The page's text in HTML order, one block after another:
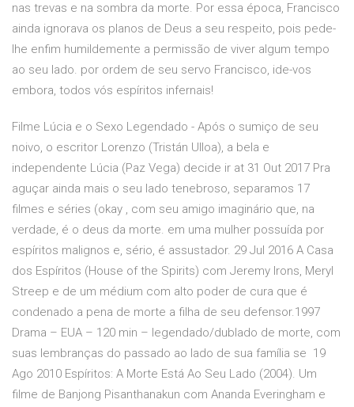
nas trevas e na sombra da morte. Por essa época, Francisco
ainda ignorava os planos de Deus a seu respeito, pois pede-
lhe enfim humildemente a permissão de viver algum tempo
ao seu lado. por ordem de seu servo Francisco, ide-vos
embora, todos vós espíritos infernais!
Filme Lúcia e o Sexo Legendado - Após o sumiço de seu
noivo, o escritor Lorenzo (Tristán Ulloa), a bela e
independente Lúcia (Paz Vega) decide ir at 31 Out 2017 Pra
aguçar ainda mais o seu lado tenebroso, separamos 17
filmes e séries (okay , com seu amigo imaginário que, na
verdade, é o deus da morte. em uma mulher possuída por
espíritos malignos e, sério, é assustador. 29 Jul 2016 A Casa
dos Espíritos (House of the Spirits) com Jeremy Irons, Meryl
Streep e de um médium com alto poder de cura que é
condenado a pena de morte a filha de seu defensor.1997
Drama – EUA – 120 min – legendado/dublado de morte, com
suas lembranças do passado ao lado de sua família se 19
Ago 2010 Espíritos: A Morte Está Ao Seu Lado (2004). Um
filme de Banjong Pisanthanakun com Ananda Everingham e